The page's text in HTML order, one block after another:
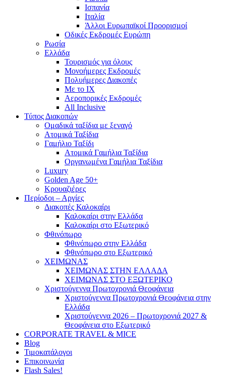
Ισπανία
Ιταλία
Άλλοι Ευρωπαϊκοί Προορισμοί
Οδικές Εκδρομές Ευρώπη
Ρωσία
Ελλάδα
Τουρισμός για όλους
Mονοήμερες Εκδρομές
Πολυήμερες Διακοπές
Με το ΙΧ
Αεροπορικές Εκδρομές
All Inclusive
Τύπος Διακοπών
Ομαδικά ταξίδια με ξεναγό
Ατομικά Ταξίδια
Γαμήλιο Ταξίδι
Ατομικά Γαμήλια Ταξίδια
Οργανωμένα Γαμήλια Ταξίδια
Luxury
Golden Age 50+
Κρουαζιέρες
Περίοδοι – Αργίες
Διακοπές Καλοκαίρι
Καλοκαίρι στην Ελλάδα
Καλοκαίρι στο Εξωτερικό
Φθινόπωρο
Φθινόπωρο στην Ελλάδα
Φθινόπωρο στο Εξωτερικό
ΧΕΙΜΩΝΑΣ
ΧΕΙΜΩΝΑΣ ΣΤΗΝ ΕΛΛΑΔΑ
ΧΕΙΜΩΝΑΣ ΣΤΟ ΕΞΩΤΕΡΙΚΟ
Χριστούγεννα Πρωτοχρονιά Θεοφάνεια
Χριστούγεννα Πρωτοχρονιά Θεοφάνεια στην
Ελλάδα
Χριστούγεννα 2026 – Πρωτοχρονιά 2027 &
Θεοφάνεια στο Εξωτερικό
CORPORATE TRAVEL & MICE
Blog
Τιμοκατάλογοι
Επικοινωνία
Flash Sales!